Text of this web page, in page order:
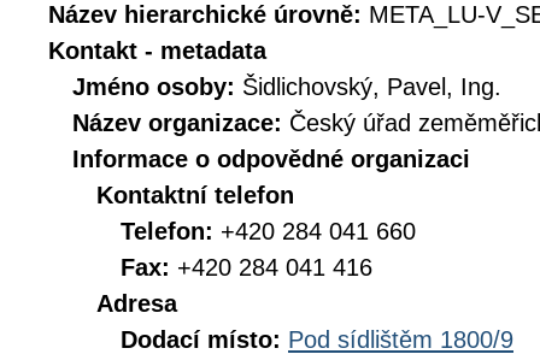
Název hierarchické úrovně: META_LU-
Kontakt - metadata
Jméno osoby: Šidlichovský, Pavel, Ing.
Název organizace: Český úřad
Informace o odpovědné organizaci
Kontaktní telefon
Telefon: +420 284 041 660
Fax: +420 284 041 416
Adresa
Dodací místo: Pod sídlištěm 1800/9